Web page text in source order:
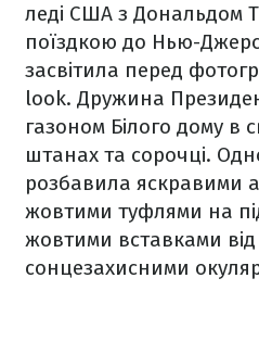
леді США з Дональдом
поїздкою до Нью-
засвітила перед
look. Дружина
газоном Білого дому в
штанах та сорочці.
розбавила яскравими
жовтими туфлями на
жовтими вставками від
сонцезахисними